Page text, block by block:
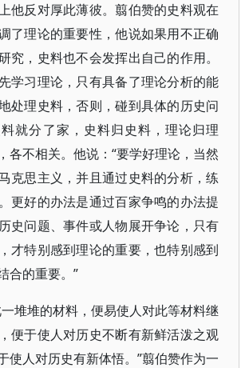
他反对厚此薄彼。翦伯赞的史料观在
了理论的重要性，他说如果用不正确
究，史料也不会发挥出自己的作用。
学习理论，只有具备了理论分析的能
处理史料，否则，碰到具体的历史问
就分了家，史料归史料，理论归理
各不相关。他说：“要学好理论，当然
克思主义，并且通过史料的分析，练
更好的办法是通过百家争鸣的办法提
史问题、事件或人物展开争论，只有
才特别感到理论的重要，也特别感到
合的重要。”
堆堆的材料，便易使人对此等材料继
便于使人对历史不断有新鲜活泼之观
使人对历史有新体悟。”翦伯赞作为一